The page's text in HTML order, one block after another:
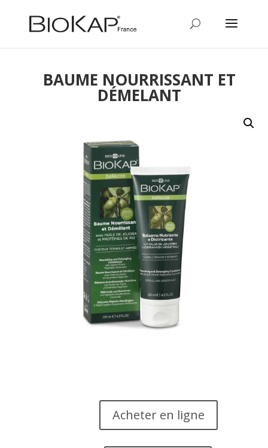
BAUME NOURRISSANT ET
DÉMELANT
Acheter en ligne